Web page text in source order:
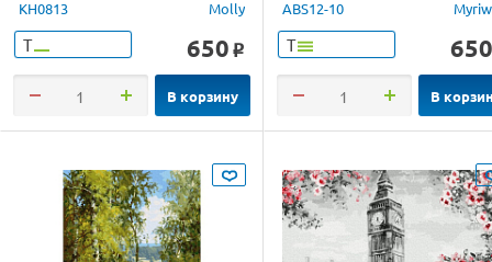
KH0813 Molly
Т 650 o
В корзину
ABS12-10
Т 650
В